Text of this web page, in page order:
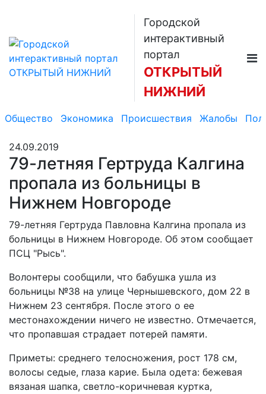
Городской
интерактивный
портал
ОТКРЫТЫЙ
НИЖНИЙ
Общество Экономика Происшествия Жалобы
24.09.2019
79-летняя Гертруда Калгина
пропала из больницы в
Нижнем Новгороде
79-летняя Гертруда Павловна Калгина пропала из
больницы в Нижнем Новгороде. Об этом сообщает
ПСЦ "Рысь".
Волонтеры сообщили, что бабушка ушла из
больницы №38 на улице Чернышевского, дом 22 в
Нижнем 23 сентября. После этого о ее
местонахождении ничего не известно. Отмечается,
что пропавшая страдает потерей памяти.
Приметы: среднего телосножения, рост 178 см,
волосы седые, глаза карие. Была одета: бежевая
вязаная шапка, светло-коричневая куртка,